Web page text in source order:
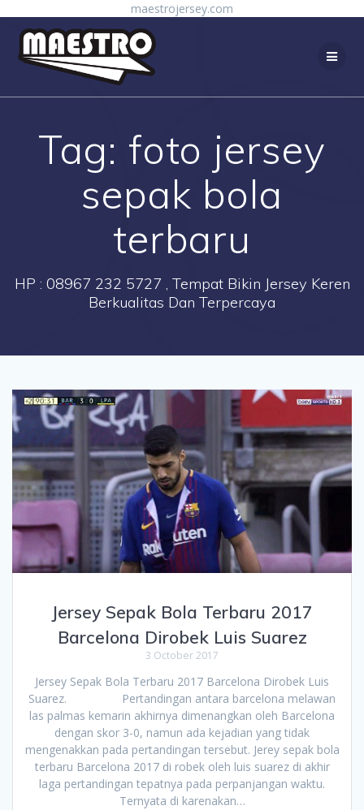
maestrojersey.com
Tag: foto jersey
sepak bola
terbaru
HP : 08967 232 5727 , Tempat Bikin Jersey Keren
Berkualitas Dan Terpercaya
Jersey Sepak Bola Terbaru 2017
Barcelona Dirobek Luis Suarez
3 October 2017
Jersey Sepak Bola Terbaru 2017 Barcelona Dirobek Luis
Suarez. Pertandingan antara barcelona melawan
las palmas kemarin akhirnya dimenangkan oleh Barcelona
dengan skor 3-0, namun ada kejadian yang tidak
mengenakkan pada pertandingan tersebut. Jerey sepak bola
terbaru Barcelona 2017 di robek oleh luis suarez di akhir
laga pertandingan tepatnya pada perpanjangan waktu.
Ternyata di karenakan…